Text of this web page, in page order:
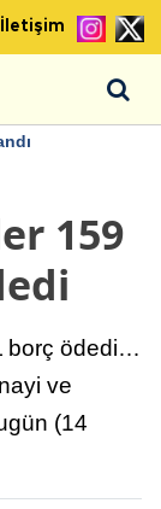
İletişim
159
borç ödedi…
ve
(14